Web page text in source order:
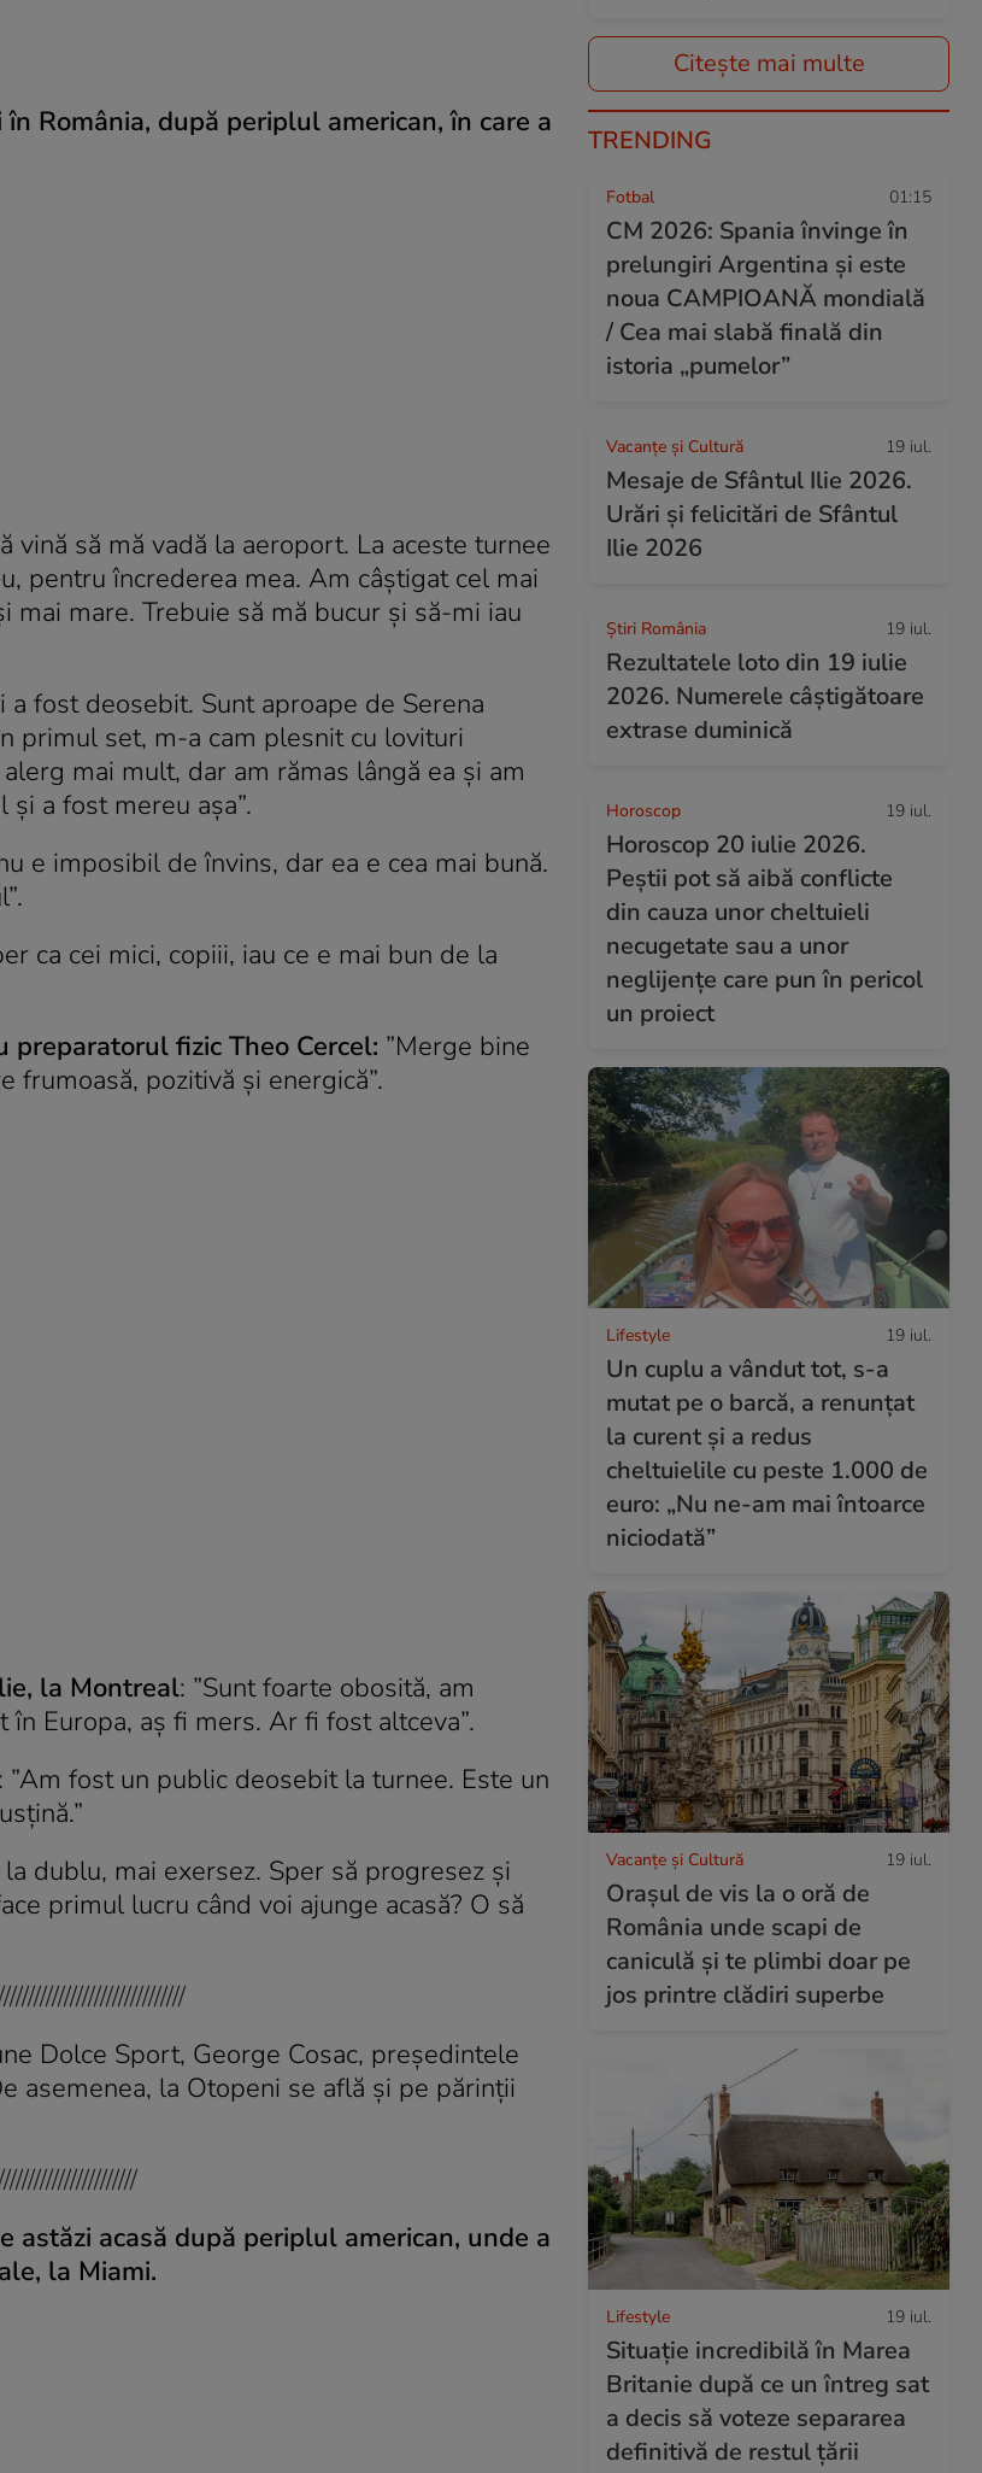
România, după periplul american, în care a
vină să mă vadă la aeroport. La aceste turnee
pentru încrederea mea. Am câștigat cel mai
mare. Trebuie să mă bucur și să-mi iau
a fost deosebit. Sunt aproape de Serena
primul set, m-a cam plesnit cu lovituri
mai mult, dar am rămas lângă ea și am
a fost mereu așa”.
e imposibil de învins, dar ea e cea mai bună.
ca cei mici, copiii, iau ce e mai bun de la
fizic Theo Cercel: ”Merge bine
frumoasă, pozitivă și energică”.
la Montreal: ”Sunt foarte obosită, am
Europa, aș fi mers. Ar fi fost altceva”.
: ”Am fost un public deosebit la turnee. Este un
dublu, mai exersez. Sper să progresez și
primul lucru când voi ajunge acasă? O să
Dolce Sport, George Cosac, președintele
asemenea, la Otopeni se află și pe părinții
astăzi acasă după periplul american, unde a
la Miami.
Citește mai multe
TRENDING
Fotbal 01:15
CM 2026: Spania învinge în
prelungiri Argentina și este
noua CAMPIOANĂ mondială
/ Cea mai slabă finală din
istoria „pumelor”
Vacanțe și Cultură 19 iul.
Mesaje de Sfântul Ilie 2026.
Urări și felicitări de Sfântul
Ilie 2026
Știri România 19 iul.
Rezultatele loto din 19 iulie
2026. Numerele câștigătoare
extrase duminică
Horoscop 19 iul.
Horoscop 20 iulie 2026.
Peștii pot să aibă conflicte
din cauza unor cheltuieli
necugetate sau a unor
neglijențe care pun în pericol
un proiect
Lifestyle 19 iul.
Un cuplu a vândut tot, s-a
mutat pe o barcă, a renunțat
la curent și a redus
cheltuielile cu peste 1.000 de
euro: „Nu ne-am mai întoarce
niciodată”
Vacanțe și Cultură 19 iul.
Orașul de vis la o oră de
România unde scapi de
caniculă și te plimbi doar pe
jos printre clădiri superbe
Lifestyle 19 iul.
Situație incredibilă în Marea
Britanie după ce un întreg sat
a decis să voteze separarea
definitivă de restul țării